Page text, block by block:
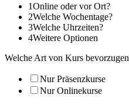
1Online oder vor Ort?
2Welche Wochentage?
3Welche Uhrzeiten?
4Weitere Optionen
Welche Art von Kurs
Nur Präsenzkurse
Nur Onlinekurse